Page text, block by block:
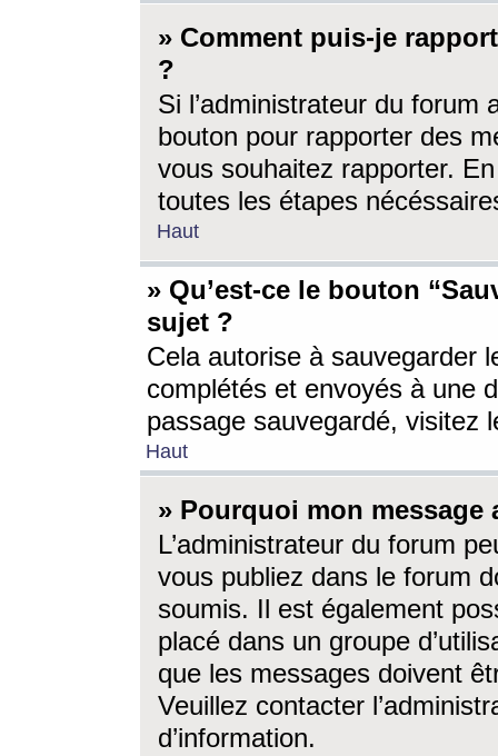
» Comment puis-je
?
Si l’administrateur du forum
bouton pour rapporter des
vous souhaitez rapporter.
toutes les étapes
Haut
» Qu’est-ce le bouton
sujet ?
Cela autorise à sauvegarder
complétés et envoyés à une
passage sauvegardé, visitez
Haut
» Pourquoi mon message
L’administrateur du forum
vous publiez dans le forum
soumis. Il est également
placé dans un groupe
que les messages doivent
Veuillez contacter
d’information.